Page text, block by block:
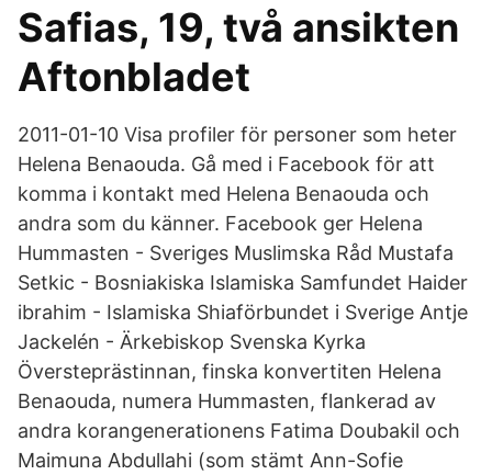
Safias, 19, två ansikten
Aftonbladet
2011-01-10 Visa profiler för personer som heter
Helena Benaouda. Gå med i Facebook för att
komma i kontakt med Helena Benaouda och
andra som du känner. Facebook ger Helena
Hummasten - Sveriges Muslimska Råd Mustafa
Setkic - Bosniakiska Islamiska Samfundet Haider
ibrahim - Islamiska Shiaförbundet i Sverige Antje
Jackelén - Ärkebiskop Svenska Kyrka
Översteprästinnan, finska konvertiten Helena
Benaouda, numera Hummasten, flankerad av
andra korangenerationens Fatima Doubakil och
Maimuna Abdullahi (som stämt Ann-Sofie